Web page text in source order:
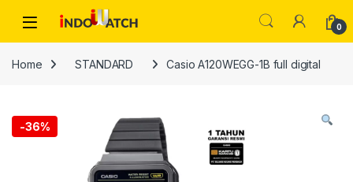
Open 0
Home STANDARD Casio A120WEGG-1B full digital
-36%